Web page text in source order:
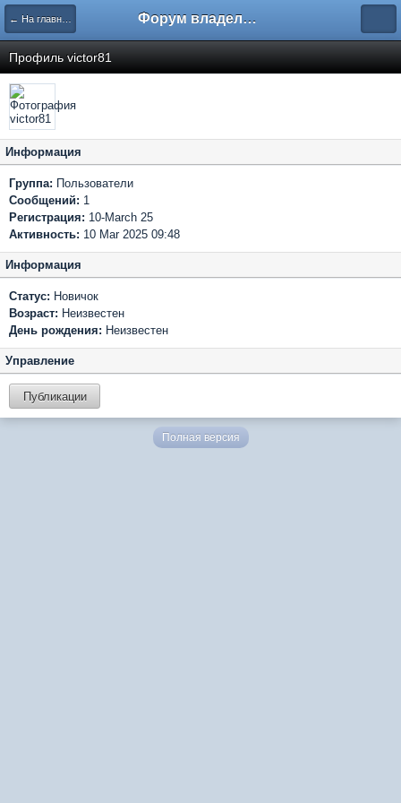
← На главную Форум владельцев интернет-магазинов
Профиль victor81
Информация
Группа: Пользователи
Сообщений: 1
Регистрация: 10-March 25
Активность: 10 Mar 2025 09:48
Информация
Статус: Новичок
Возраст: Неизвестен
День рождения: Неизвестен
Управление
Публикации
Полная версия